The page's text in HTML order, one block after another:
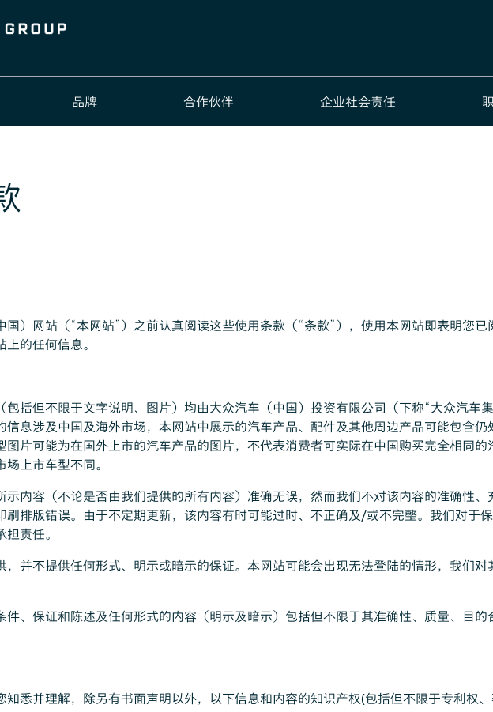
品牌 合作伙伴 企业社会责任
国）网站（“本网站”）之前认真阅读这些使用条款（“条款”），使用本网站即表明您
的任何信息。
包括但不限于文字说明、图片）均由大众汽车（中国）投资有限公司（下称“大众汽车
信息涉及中国及海外市场，本网站中展示的汽车产品、配件及其他周边产品可能包含
图片可能为在国外上市的汽车产品的图片，不代表消费者可实际在中国购买完全相同
上市车型不同。
示内容（不论是否由我们提供的所有内容）准确无误，然而我们不对该内容的准确性
刷排版错误。由于不定期更新，该内容有时可能过时、不正确及/或不完整。我们对于
责任。
，并不提供任何形式、明示或暗示的保证。本网站可能会出现无法登陆的情形，我们
件、保证和陈述及任何形式的内容（明示及暗示）包括但不限于其准确性、质量、目
知悉并理解，除另有书面声明以外，以下信息和内容的知识产权(包括但不限于专利权